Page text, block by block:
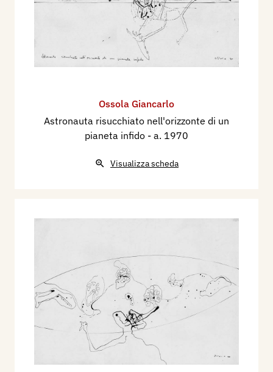
Ossola Giancarlo
Astronauta risucchiato nell'orizzonte di un
pianeta infido - a. 1970
Visualizza scheda